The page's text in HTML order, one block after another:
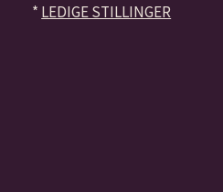
* LEDIGE STILLINGER